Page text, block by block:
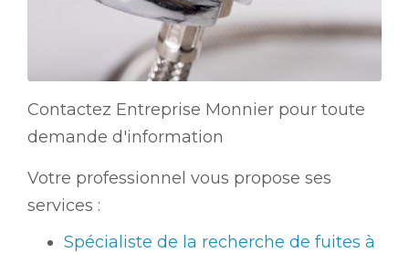
Contactez Entreprise Monnier pour toute
demande d'information
Votre professionnel vous propose ses
services :
Spécialiste de la recherche de fuites à